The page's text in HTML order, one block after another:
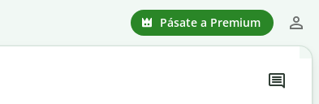
Pásate a Premium